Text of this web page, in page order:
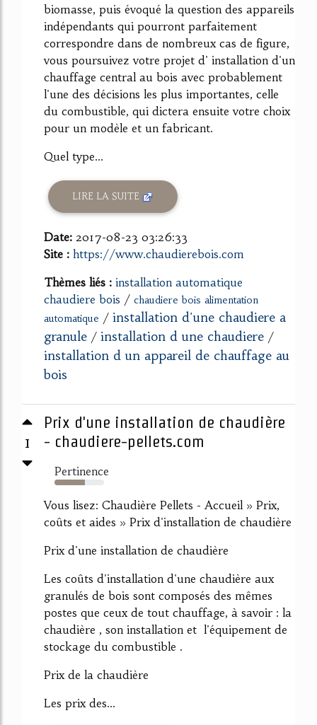
biomasse, puis évoqué la question des appareils
indépendants qui pourront parfaitement
correspondre dans de nombreux cas de figure,
vous poursuivez votre projet d' installation d'un
chauffage central au bois avec probablement
l'une des décisions les plus importantes, celle
du combustible, qui dictera ensuite votre choix
pour un modèle et un fabricant.
Quel type...
LIRE LA SUITE
Date: 2017-08-23 03:26:33
Site : https://www.chaudierebois.com
Thèmes liés : installation automatique
chaudiere bois / chaudiere bois alimentation
automatique / installation d'une chaudiere a
granule / installation d une chaudiere /
installation d un appareil de chauffage au
bois
1
Prix d'une installation de chaudière
- chaudiere-pellets.com
Pertinence
61%
Vous lisez: Chaudière Pellets - Accueil » Prix,
coûts et aides » Prix d'installation de chaudière
Prix d'une installation de chaudière
Les coûts d'installation d'une chaudière aux
granulés de bois sont composés des mêmes
postes que ceux de tout chauffage, à savoir : la
chaudière , son installation et l'équipement de
stockage du combustible .
Prix de la chaudière
Les prix des...